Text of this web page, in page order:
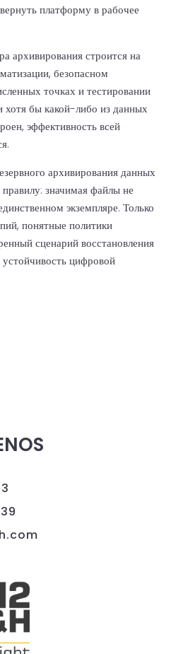
платформу в рабочее
архивирования строится на
безопасном
точках и тестировании
хотя бы какой-либо из данных
эффективность всей
архивирования данных
значимая файлы не
экземпляре. Только
понятные политики
сценарий восстановления
цифровой